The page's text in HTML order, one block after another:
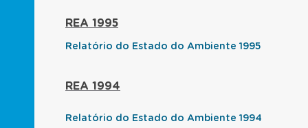
REA 1995
Relatório do Estado do Ambiente 1995
REA 1994
Relatório do Estado do Ambiente 1994